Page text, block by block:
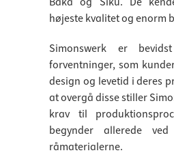
højeste kvalitet og enorm
Simonswerk er
forventninger, som
design og levetid i deres
at overgå disse stiller
krav til
begynder allerede
råmaterialerne.